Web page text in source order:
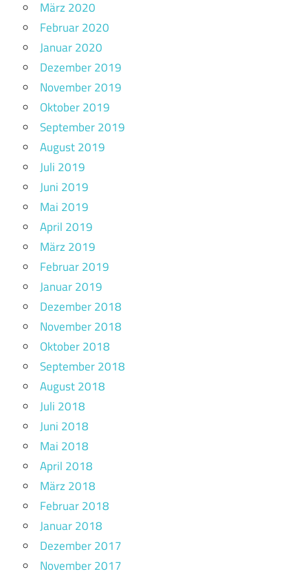
März 2020
Februar 2020
Januar 2020
Dezember 2019
November 2019
Oktober 2019
September 2019
August 2019
Juli 2019
Juni 2019
Mai 2019
April 2019
März 2019
Februar 2019
Januar 2019
Dezember 2018
November 2018
Oktober 2018
September 2018
August 2018
Juli 2018
Juni 2018
Mai 2018
April 2018
März 2018
Februar 2018
Januar 2018
Dezember 2017
November 2017